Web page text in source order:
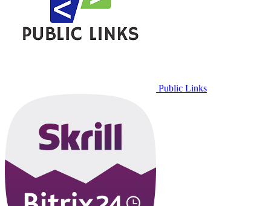
Public Links